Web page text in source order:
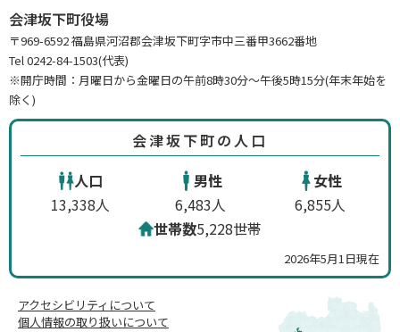
アクセシビリティについて
個人情報の取り扱いについて
会津坂下町役場
〒969-6592 福島県河沼郡会津坂下町字市中三番甲3662番地
Tel 0242-84-1503(代表)
※開庁時間：月曜日から金曜日の午前8時30分～午後5時15分(年末年始を
除く)
会津坂下町の人口
人口
13,338人
男性
6,483人
女性
6,855人
世帯数5,228世帯
2026年5月1日現在